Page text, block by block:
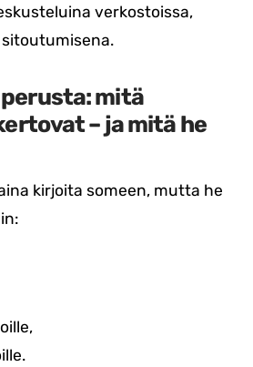
verkostoissa,
mitä
– ja mitä he
kirjoita someen, mutta he